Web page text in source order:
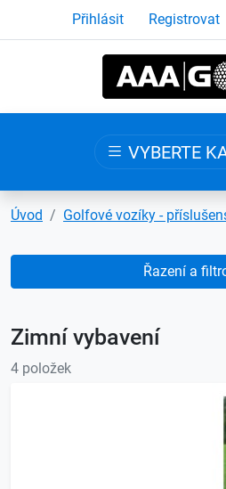
Přihlásit Registrovat
VYBERTE
Úvod Golfové vozíky -
Řazení a
Zimní vybavení
4 položek